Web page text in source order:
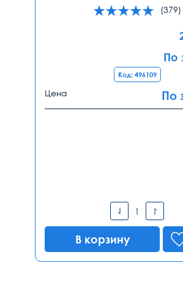
(379)
По
Код: 496109
Цена По
В корзину